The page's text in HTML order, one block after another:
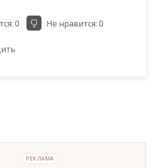
0 Не нравится: 0
РЕКЛАМА